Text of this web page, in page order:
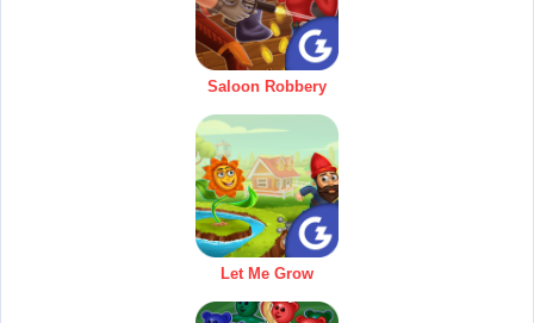
Saloon Robbery
Let Me Grow